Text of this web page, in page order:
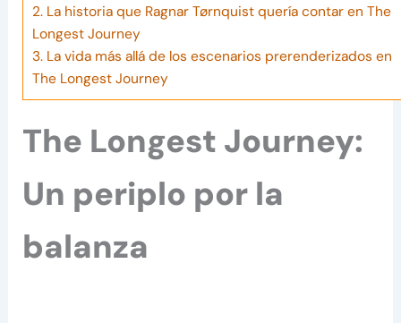
2. La historia que Ragnar Tørnquist quería contar en The
Longest Journey
3. La vida más allá de los escenarios prerenderizados en
The Longest Journey
The Longest Journey:
Un periplo por la
balanza